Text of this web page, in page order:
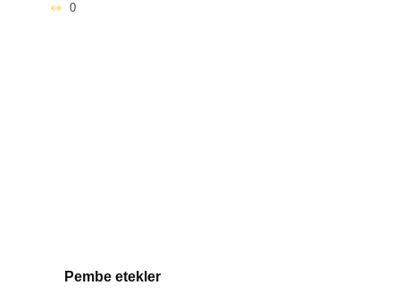
0
Pembe etekler